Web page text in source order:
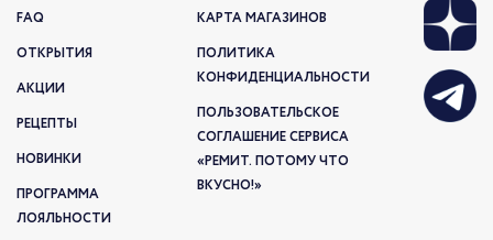
FAQ
ОТКРЫТИЯ
АКЦИИ
РЕЦЕПТЫ
НОВИНКИ
ПРОГРАММА
ЛОЯЛЬНОСТИ
КАРТА МАГАЗИНОВ
ПОЛИТИКА
КОНФИДЕНЦИАЛЬНОСТИ
ПОЛЬЗОВАТЕЛЬСКОЕ
СОГЛАШЕНИЕ СЕРВИСА
«РЕМИТ. ПОТОМУ ЧТО
ВКУСНО!»